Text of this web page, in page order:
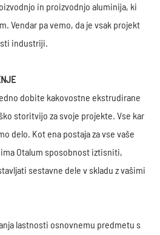
in proizvodnjo aluminija, ki
Vendar pa vemo, da je vsak projekt
industriji.
dobite kakovostne ekstrudirane
storitvijo za svoje projekte. Vse kar
delo. Kot ena postaja za vse vaše
Otalum sposobnost iztisniti,
sestavne dele v skladu z vašimi
lastnosti osnovnemu predmetu s